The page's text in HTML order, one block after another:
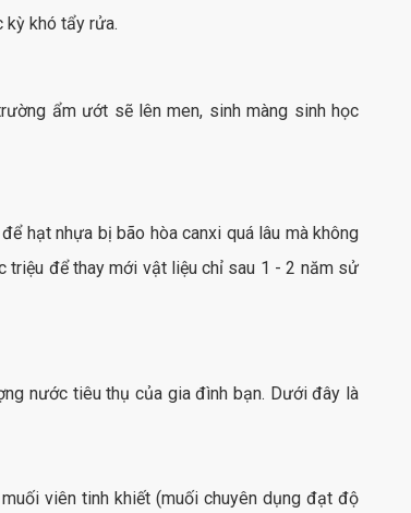
kỳ khó tẩy rửa.
ẩm ướt sẽ lên men, sinh màng sinh học
hạt nhựa bị bão hòa canxi quá lâu mà không
triệu để thay mới vật liệu chỉ sau 1 - 2 năm sử
nước tiêu thụ của gia đình bạn. Dưới đây là
viên tinh khiết (muối chuyên dụng đạt độ